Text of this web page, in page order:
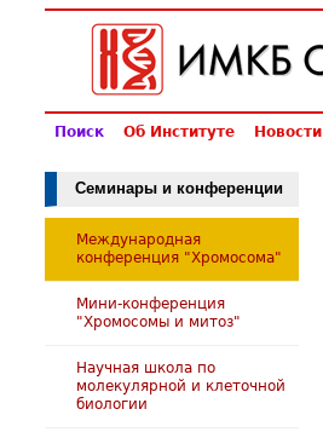
Поиск Об Институте Новости
Семинары и конференции
Международная
конференция "Хромосома"
Мини-конференция
"Хромосомы и митоз"
Научная школа по
молекулярной и клеточной
биологии